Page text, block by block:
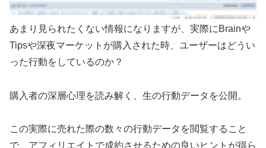
あまり見られたくない情報になりますが、実際にBrainや
Tipsや深夜マーケットが購入された時、ユーザーはどうい
った行動をしているのか？
購入者の深層心理を読み解く、生の行動データを公開。
この実際に売れた際の数々の行動データを閲覧すること
で、アフィリエイトで成約させるための良いヒントが得ら